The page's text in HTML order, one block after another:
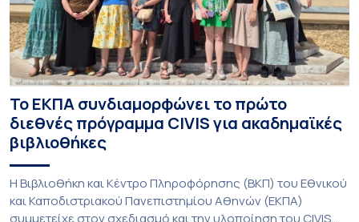
Το ΕΚΠΑ συνδιαμορφώνει το πρώτο
διεθνές πρόγραμμα CIVIS για ακαδημαϊκές
βιβλιοθήκες
Η Βιβλιοθήκη και Κέντρο Πληροφόρησης (ΒΚΠ) του Εθνικού
και Καποδιστριακού Πανεπιστημίου Αθηνών (ΕΚΠΑ)
συμμετείχε στον σχεδιασμό και την υλοποίηση του CIVIS